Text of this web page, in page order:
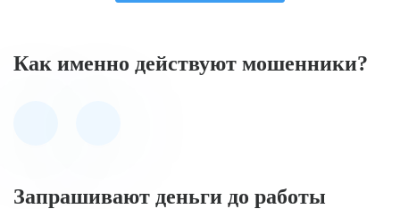
Как именно действуют мошенники?
Запрашивают деньги до работы